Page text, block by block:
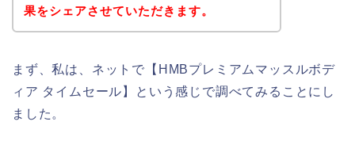
果をシェアさせていただきます。
まず、私は、ネットで【HMBプレミアムマッスルボデ
ィア タイムセール】という感じで調べてみることにし
ました。